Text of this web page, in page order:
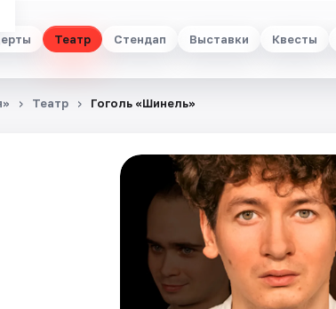
Театр Стендап Выставки Квесты
Театр Гоголь «Шинель»